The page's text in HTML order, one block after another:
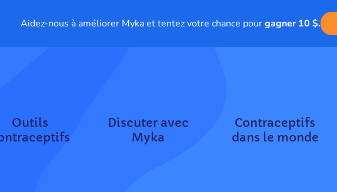
Aidez-nous à améliorer Myka et tentez votre chance pourgagner 10 $.
Outils
Discuter avec
Myka
Contraceptifs
dans le monde